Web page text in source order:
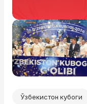
Ўзбекистон кубоги